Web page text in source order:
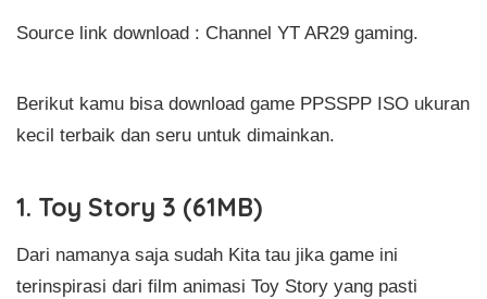
Source link download : Channel YT AR29 gaming.
Berikut kamu bisa download game PPSSPP ISO ukuran
kecil terbaik dan seru untuk dimainkan.
1. Toy Story 3 (61MB)
Dari namanya saja sudah Kita tau jika game ini
terinspirasi dari film animasi Toy Story yang pasti